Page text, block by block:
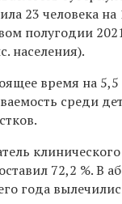
23 человека
полугодии
населения).
время на 5,5
среди
72,2 %. В
года